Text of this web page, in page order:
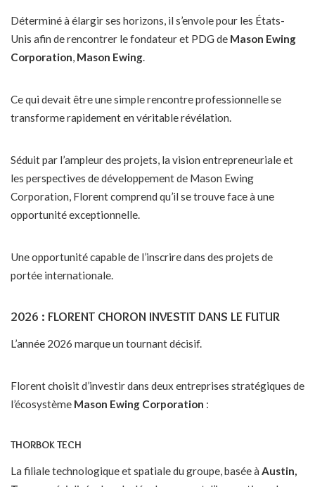
Déterminé à élargir ses horizons, il s’envole pour les États-
Unis afin de rencontrer le fondateur et PDG de Mason Ewing
Corporation, Mason Ewing.
Ce qui devait être une simple rencontre professionnelle se
transforme rapidement en véritable révélation.
Séduit par l’ampleur des projets, la vision entrepreneuriale et
les perspectives de développement de Mason Ewing
Corporation, Florent comprend qu’il se trouve face à une
opportunité exceptionnelle.
Une opportunité capable de l’inscrire dans des projets de
portée internationale.
2026 : FLORENT CHORON INVESTIT DANS LE FUTUR
L’année 2026 marque un tournant décisif.
Florent choisit d’investir dans deux entreprises stratégiques de
l’écosystème Mason Ewing Corporation :
THORBOK TECH
La filiale technologique et spatiale du groupe, basée à Austin,